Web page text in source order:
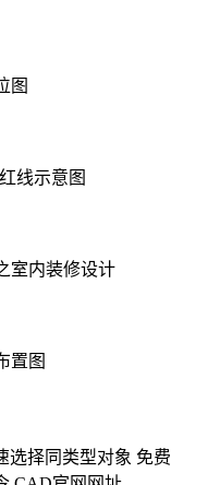
图
线示意图
室内装修设计
置图
选择同类型对象 免费